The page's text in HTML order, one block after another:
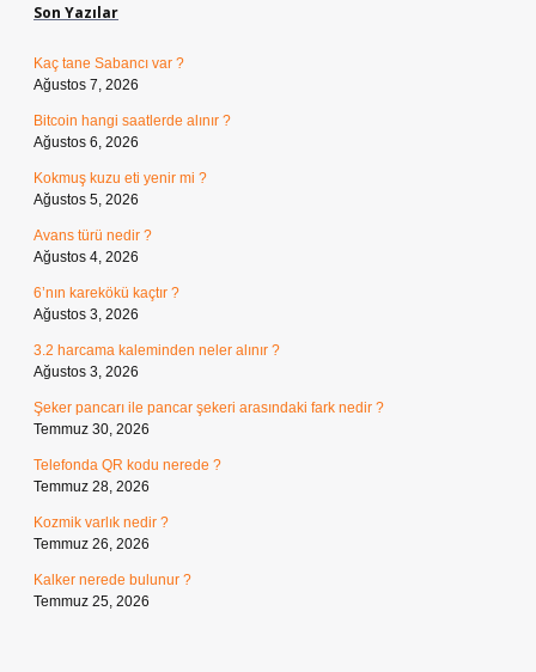
Son Yazılar
Kaç tane Sabancı var ?
Ağustos 7, 2026
Bitcoin hangi saatlerde alınır ?
Ağustos 6, 2026
Kokmuş kuzu eti yenir mi ?
Ağustos 5, 2026
Avans türü nedir ?
Ağustos 4, 2026
6’nın karekökü kaçtır ?
Ağustos 3, 2026
3.2 harcama kaleminden neler alınır ?
Ağustos 3, 2026
Şeker pancarı ile pancar şekeri arasındaki fark nedir ?
Temmuz 30, 2026
Telefonda QR kodu nerede ?
Temmuz 28, 2026
Kozmik varlık nedir ?
Temmuz 26, 2026
Kalker nerede bulunur ?
Temmuz 25, 2026